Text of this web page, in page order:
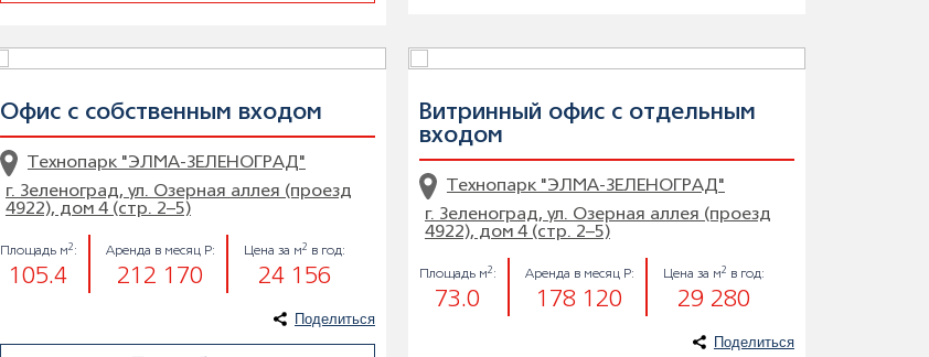
Офис с собственным входом
Технопарк "ЭЛМА-ЗЕЛЕНОГРАД"
г. Зеленоград, ул. Озерная аллея (проезд
4922), дом 4 (стр. 2–5)
Площадь м2 :
105.4
Аренда в месяц Р:
212 170
Цена за м2 в год:
24 156
Поделиться
Витринный офис с отдельным
входом
Технопарк "ЭЛМА-ЗЕЛЕНОГРАД"
г. Зеленоград, ул. Озерная аллея (проезд
4922), дом 4 (стр. 2–5)
Площадь м2 :
73.0
Аренда в месяц Р:
178 120
Цена за м2 в год:
29 280
Поделиться